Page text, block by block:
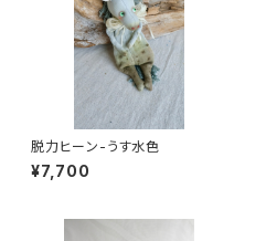
脱力ヒーン-うす水色
¥7,700